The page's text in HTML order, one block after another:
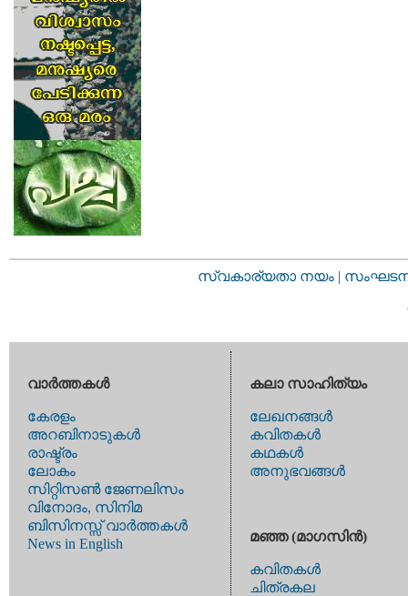
സ്വകാര്യതാ നയം |
വാര്‍ത്തകള്‍
കേരളം
അറബിനാടുകള്‍
രാഷ്ട്രം
ലോകം
സിറ്റിസണ്‍ ജേണലിസം
വിനോദം, സിനിമ
ബിസിനസ്സ് വാര്‍ത്തകള്‍
News in English
കലാ സാഹിത്യം
ലേഖനങ്ങള്‍
കവിതകള്‍
കഥകള്‍
അനുഭവങ്ങള്‍
മഞ്ഞ (മാഗസിന്‍)
കവിതകള്‍
ചിത്രകല